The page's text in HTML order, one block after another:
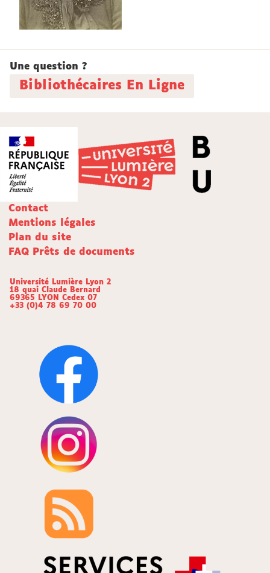
Une question ?
Bibliothécaires En Ligne
Contact
Mentions légales
Plan du site
FAQ Prêts de documents
Université Lumière Lyon 2
18 quai Claude Bernard
69365 LYON Cedex 07
+33 (0)4 78 69 70 00